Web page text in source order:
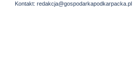
Kontakt: redakcja@gospodarkapodkarpacka.pl